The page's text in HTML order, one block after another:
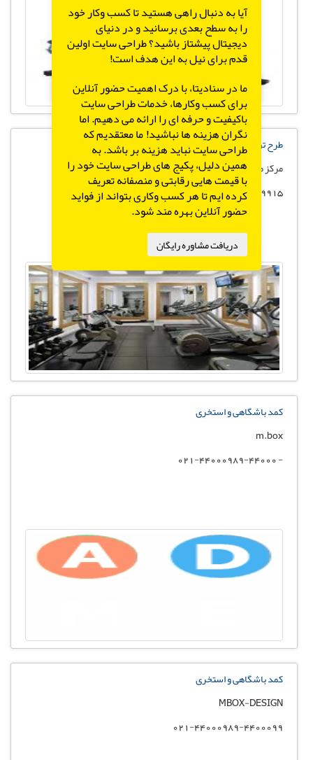
X
طرح توجیهی ایجاد باشگاه ورزشی
مرکز مشاوره و طراحی صنعتی میرمعینی
09129379915
کمد باشگاهی و استخری
m.box
- 021-44000989-44000
کمد باشگاهی و استخری
MBOX-DESIGN
021-44000989-4400099
آیا به دنبال راهی هستید تا کسب وکار خود
را به سطح بعدی برسانید و در دنیای
دیجیتال پیشتاز باشید؟ طراحی سایت اولین
قدم برای نیل به این هدف است!
ما در سنادیتا، با درک اهمیت حضور آنلاین
برای کسب وکارها، خدمات طراحی سایت
باکیفیت و حرفه ای را ارائه می دهیم. اما
نگران هزینه ها نباشید! ما معتقدیم که
طراحی سایت نباید هزینه بر باشد. به
همین دلیل، پکیج های طراحی سایت خود را
با قیمت هایی رقابتی و منصفانه تعریف
کرده ایم تا هر کسب وکاری بتواند از فواید
حضور آنلاین بهره مند شود.
دریافت مشاوره رایگان